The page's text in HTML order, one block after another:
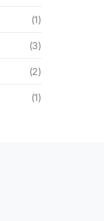
(1)
(3)
(2)
(1)